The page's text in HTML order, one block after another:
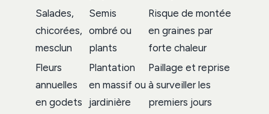
Salades,
chicorées,
mesclun
Semis
ombré ou
plants
Risque de montée
en graines par
forte chaleur
Fleurs
annuelles
en godets
Plantation
en massif ou
jardinière
Paillage et reprise
à surveiller les
premiers jours